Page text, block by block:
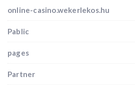
online-casino.wekerlekos.hu
Pablic
pages
Partner